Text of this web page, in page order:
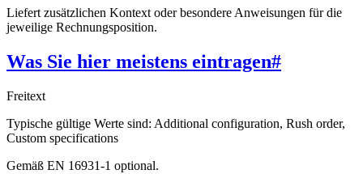
Liefert zusätzlichen Kontext oder besondere Anweisungen für die
jeweilige Rechnungsposition.
Was Sie hier meistens eintragen#
Freitext
Typische gültige Werte sind: Additional configuration, Rush order,
Custom specifications
Gemäß EN 16931-1 optional.